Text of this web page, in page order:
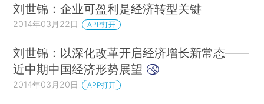
刘世锦：企业可盈利是经济转型关键
2014年03月22日 APP打开
刘世锦：以深化改革开启经济增长新常态——
近中期中国经济形势展望
2014年03月20日 APP打开